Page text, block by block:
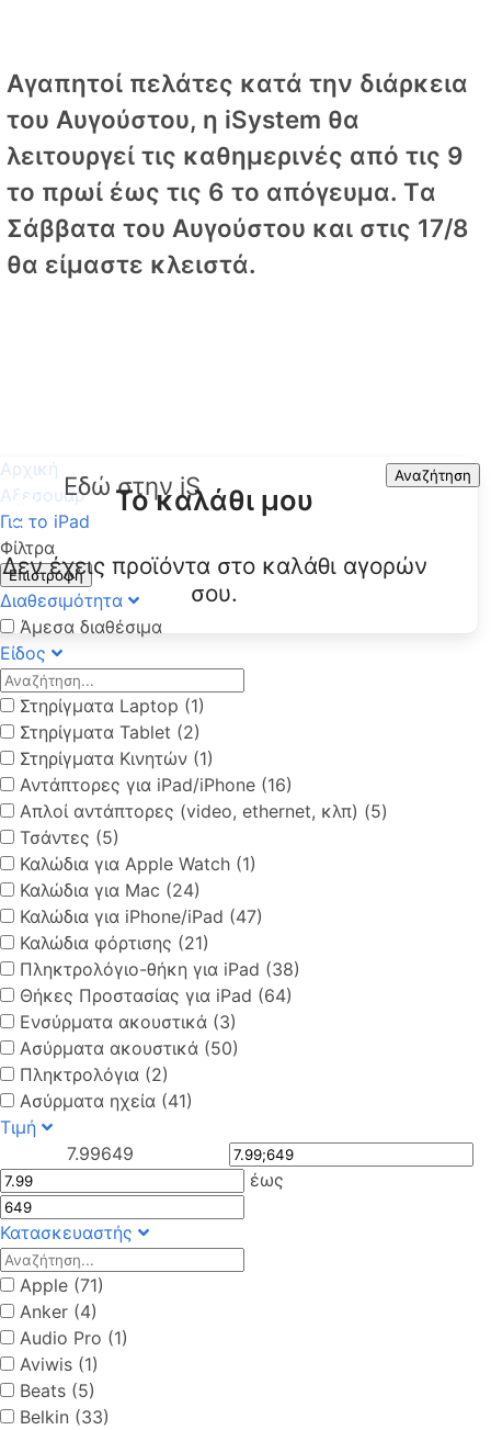
Αγαπητοί πελάτες κατά την διάρκεια
του Αυγούστου, η iSystem θα
λειτουργεί τις καθημερινές από τις 9
το πρωί έως τις 6 το απόγευμα. Tα
Σάββατα του Αυγούστου και στις 17/8
θα είμαστε κλειστά.
Αναζήτηση
Το καλάθι μου
Δεν έχεις προϊόντα στο καλάθι αγορών
σου.
Αρχική
Αξεσουάρ
Για το iPad
Φίλτρα
Επιστροφή
Διαθεσιμότητα
Άμεσα διαθέσιμα
Είδος
Στηρίγματα Laptop (1)
Στηρίγματα Tablet (2)
Στηρίγματα Κινητών (1)
Αντάπτορες για iPad/iPhone (16)
Απλοί αντάπτορες (video, ethernet, κλπ) (5)
Τσάντες (5)
Καλώδια για Apple Watch (1)
Καλώδια για Mac (24)
Καλώδια για iPhone/iPad (47)
Καλώδια φόρτισης (21)
Πληκτρολόγιο-θήκη για iPad (38)
Θήκες Προστασίας για iPad (64)
Eνσύρματα ακουστικά (3)
Ασύρματα ακουστικά (50)
Πληκτρολόγια (2)
Ασύρματα ηχεία (41)
Τιμή
7.99649
έως
Κατασκευαστής
Apple (71)
Anker (4)
Audio Pro (1)
Aviwis (1)
Beats (5)
Belkin (33)